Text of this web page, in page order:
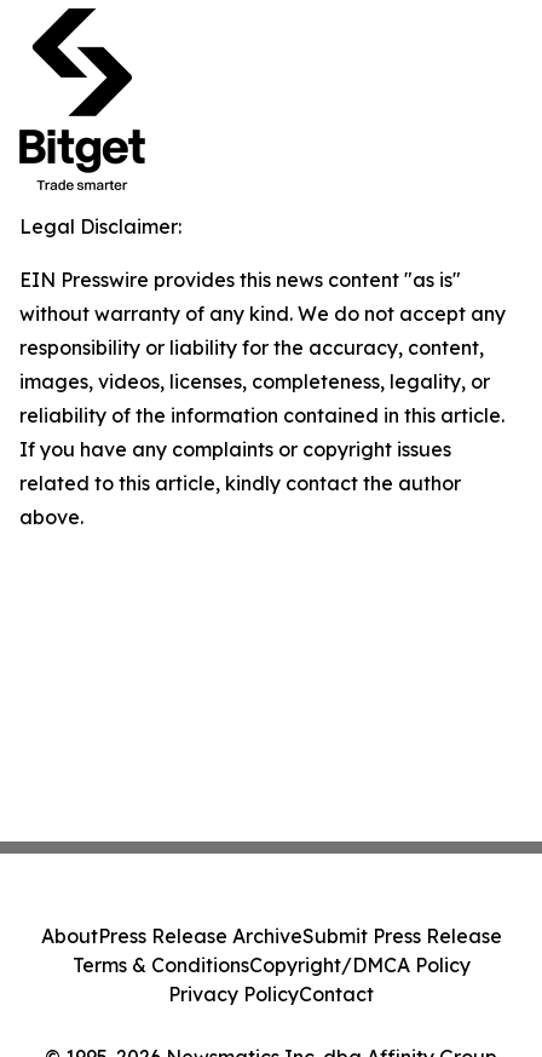
Legal Disclaimer:
EIN Presswire provides this news content "as is"
without warranty of any kind. We do not accept any
responsibility or liability for the accuracy, content,
images, videos, licenses, completeness, legality, or
reliability of the information contained in this article.
If you have any complaints or copyright issues
related to this article, kindly contact the author
above.
AboutPress Release ArchiveSubmit Press Release
Terms & ConditionsCopyright/DMCA Policy
Privacy PolicyContact